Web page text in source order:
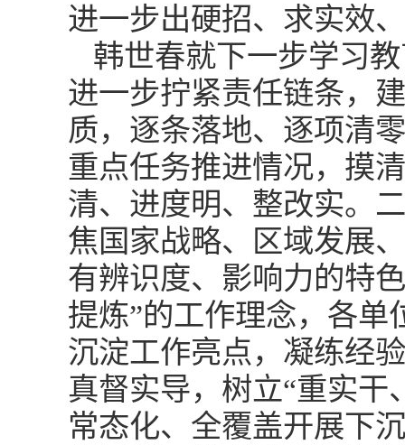
进一步出硬招、求实效
韩世春就下一步学习
进一步拧紧责任链条，
质，逐条落地、逐项清
重点任务推进情况，摸
清、进度明、整改实。
焦国家战略、区域发展
有辨识度、影响力的特
提炼”的工作理念，各
沉淀工作亮点，凝练经
真督实导，树立“重实
常态化、全覆盖开展下